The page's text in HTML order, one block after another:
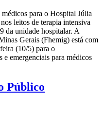
para o Hospital Júlia
leitos de terapia intensiva
da unidade hospitalar. A
Gerais (Fhemig) está com
(10/5) para o
e emergenciais para médicos
Público